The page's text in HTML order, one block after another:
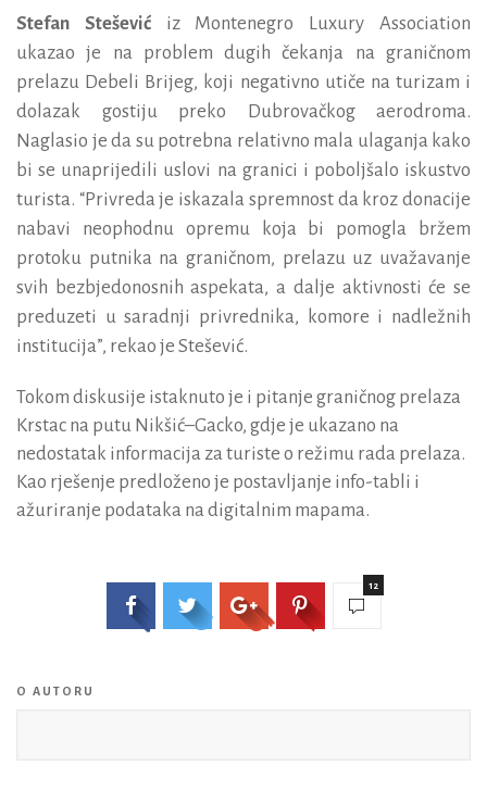
Stefan Steševićiz Montenegro Luxury Association
ukazao je na problem dugih čekanja na graničnom
prelazu Debeli Brijeg, koji negativno utiče na turizam i
dolazak gostiju preko Dubrovačkog aerodroma.
Naglasio je da su potrebna relativno mala ulaganja kako
bi se unaprijedili uslovi na granici i poboljšalo iskustvo
turista. “Privreda je iskazala spremnost da kroz donacije
nabavi neophodnu opremu koja bi pomogla bržem
protoku putnika na graničnom, prelazu uz uvažavanje
svih bezbjedonosnih aspekata, a dalje aktivnosti će se
preduzeti u saradnji privrednika, komore i nadležnih
institucija”, rekao je Stešević.
Tokom diskusije istaknuto je i pitanje graničnog prelaza
Krstac na putu Nikšić–Gacko, gdje je ukazano na
nedostatak informacija za turiste o režimu rada prelaza.
Kao rješenje predloženo je postavljanje info-tabli i
ažuriranje podataka na digitalnim mapama.
12
O AUTORU